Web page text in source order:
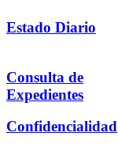
Estado Diario
Consulta de
Expedientes
Confidencialidad